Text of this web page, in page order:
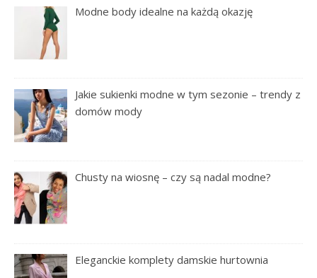
Modne body idealne na każdą okazję
Jakie sukienki modne w tym sezonie – trendy z
domów mody
Chusty na wiosnę – czy są nadal modne?
Eleganckie komplety damskie hurtownia